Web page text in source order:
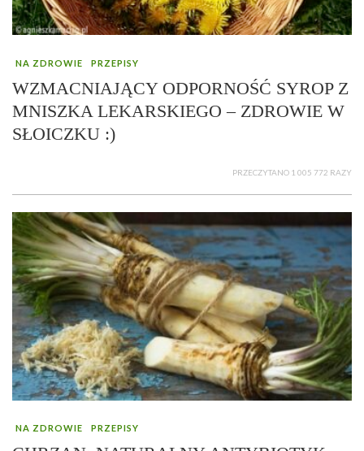
NA ZDROWIE PRZEPISY
WZMACNIAJĄCY ODPORNOŚĆ SYROP Z
MNISZKA LEKARSKIEGO – ZDROWIE W
SŁOICZKU :)
PRZECZYTANO 1 005 772 RAZY
NA ZDROWIE PRZEPISY